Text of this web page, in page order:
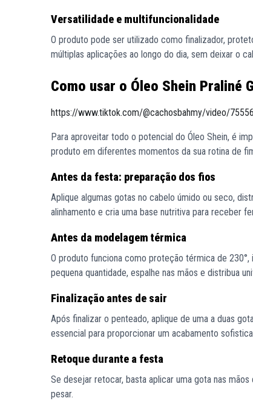
Versatilidade e multifuncionalidade
O produto pode ser utilizado como finalizador,
múltiplas aplicações ao longo do dia, sem deixar o
Como usar o Óleo Shein Praliné
https://www.tiktok.com/@cachosbahmy/video/
Para aproveitar todo o potencial do Óleo Shein, é
produto em diferentes momentos da sua rotina de
Antes da festa: preparação dos fios
Aplique algumas gotas no cabelo úmido ou seco,
alinhamento e cria uma base nutritiva para receber
Antes da modelagem térmica
O produto funciona como proteção térmica de
pequena quantidade, espalhe nas mãos e distribua
Finalização antes de sair
Após finalizar o penteado, aplique de uma a duas
essencial para proporcionar um acabamento
Retoque durante a festa
Se desejar retocar, basta aplicar uma gota nas
pesar.